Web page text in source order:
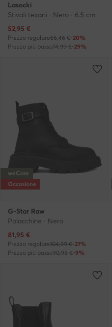
Lasocki
Stivali texani · Nero · 6.5 cm
Prezzo attuale
52,95 €
Prezzo regolare66,46 €-20%
Prezzo più basso74,99 €-29%
weCare
Occasione
G-Star Raw
Polacchine · Nero
Prezzo attuale
81,95 €
Prezzo regolare104,99 €-21%
Prezzo più basso90,95 €-9%